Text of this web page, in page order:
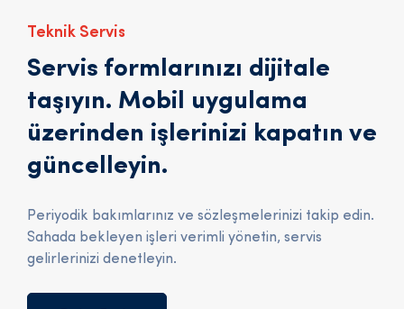
Teknik Servis
Servis formlarınızı dijitale
taşıyın. Mobil uygulama
üzerinden işlerinizi kapatın ve
güncelleyin.
Periyodik bakımlarınız ve sözleşmelerinizi takip edin.
Sahada bekleyen işleri verimli yönetin, servis
gelirlerinizi denetleyin.